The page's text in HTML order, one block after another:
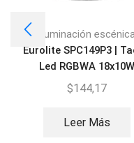
Iluminación
Eurolite SPC149P3 |
Led RGBWA 18x10W
$144,17
Leer Más